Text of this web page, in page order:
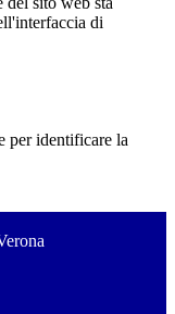
di
per identificare la